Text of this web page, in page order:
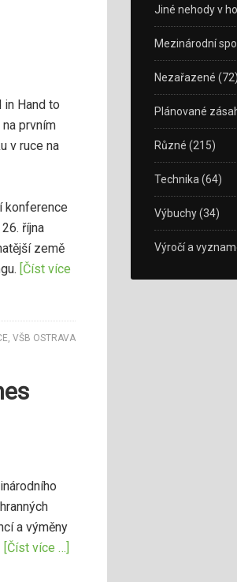
in Hand to
prvním
v ruce na
konference
října
země
[Číst více
, VŠB OSTRAVA
a výměny
[Číst více …]
Jiné nehody v
Mezinárodní
Nezařazené (72)
Plánované
Různé (215)
Technika (64)
Výbuchy(34)
Výročí a